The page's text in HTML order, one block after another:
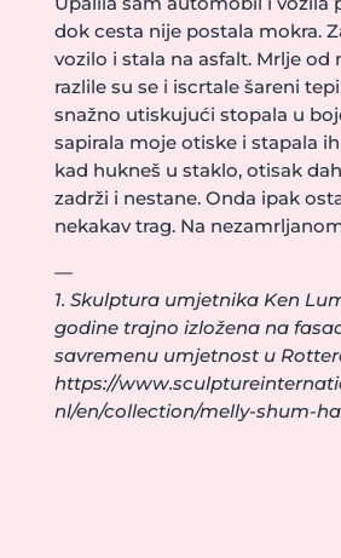
dok cesta nije postala mokra.
vozilo i stala na asfalt. Mrlje
razlile su se i iscrtale šareni
snažno utiskujući stopala u
sapirala moje otiske i stapala
kad hukneš u staklo, otisak
zadrži i nestane. Onda ipak
nekakav trag. Na
—
1. Skulptura umjetnika Ken
godine trajno izložena na
savremenu umjetnost u
https://
nl/en/collection/melly-shum-